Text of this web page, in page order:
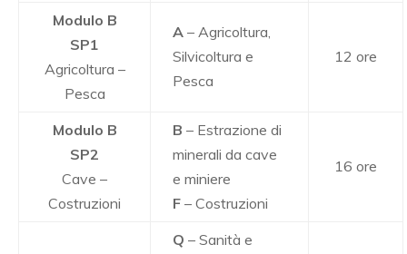
Modulo B
SP1
Agricoltura –
Pesca
A – Agricoltura,
Silvicoltura e
Pesca
12 ore
Modulo B
SP2
Cave –
Costruzioni
B – Estrazione di
minerali da cave
e miniere
F – Costruzioni
16 ore
Q – Sanità e